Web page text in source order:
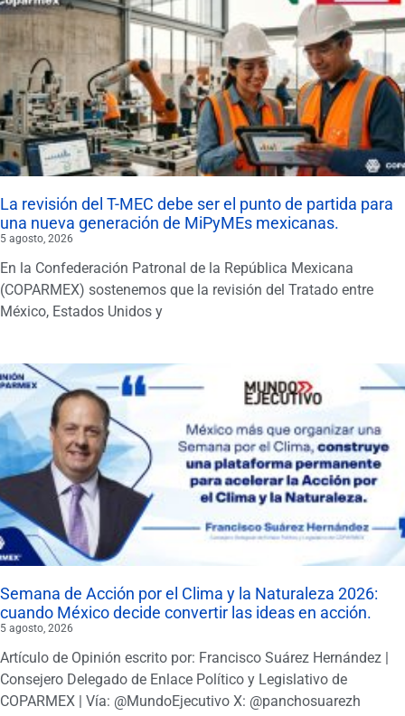
La revisión del T-MEC debe ser el punto de partida para
una nueva generación de MiPyMEs mexicanas.
5 agosto, 2026
En la Confederación Patronal de la República Mexicana
(COPARMEX) sostenemos que la revisión del Tratado entre
México, Estados Unidos y
Semana de Acción por el Clima y la Naturaleza 2026:
cuando México decide convertir las ideas en acción.
5 agosto, 2026
Artículo de Opinión escrito por: Francisco Suárez Hernández |
Consejero Delegado de Enlace Político y Legislativo de
COPARMEX | Vía: @MundoEjecutivo X: @panchosuarezh